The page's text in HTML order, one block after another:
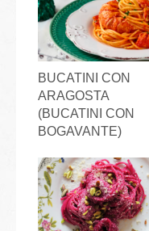
BUCATINI CON
ARAGOSTA
(BUCATINI CON
BOGAVANTE)